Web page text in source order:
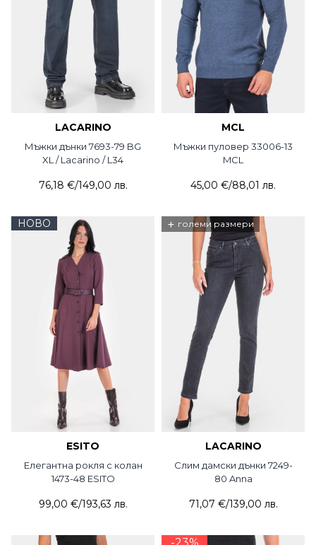
LACARINO
Мъжки дънки 7693-79 BG
XL / Lacarino / L34
76,18 €/149,00 лв.
MCL
Мъжки пуловер 33006-13
MCL
45,00 €/88,01 лв.
НОВО
ESITO
Елегантна рокля с колан
1473-48 ESITO
99,00 €/193,63 лв.
+ големи размери
LACARINO
Слим дамски дънки 7249-
80 Anna
71,07 €/139,00 лв.